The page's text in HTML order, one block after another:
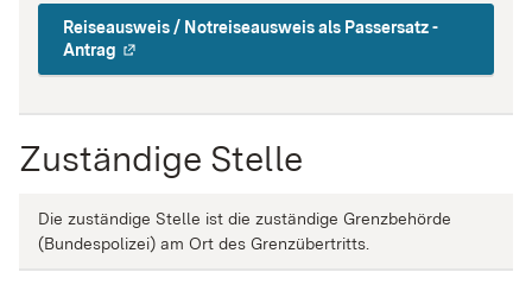
Reiseausweis / Notreiseausweis als Passersatz -
Antrag
Zuständige Stelle
Die zuständige Stelle ist die zuständige Grenzbehörde
(Bundespolizei) am Ort des Grenzübertritts.